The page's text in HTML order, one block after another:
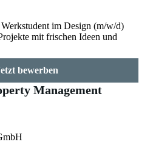
im Design (m/w/d)
mit frischen Ideen und
bewerben
Management